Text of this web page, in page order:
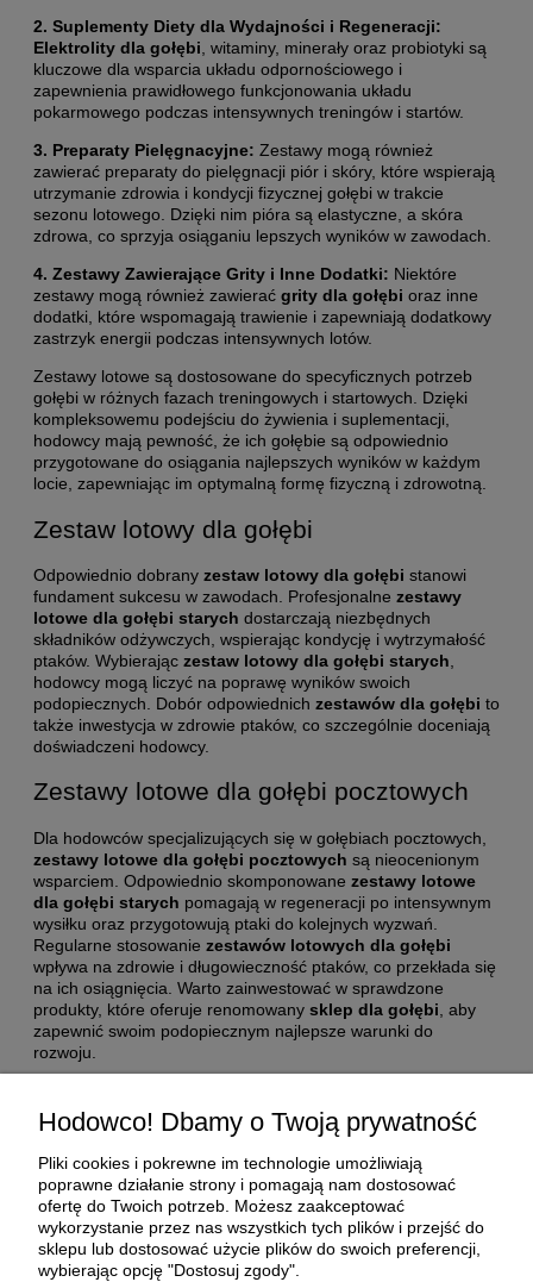
2. Suplementy Diety dla Wydajności i Regeneracji:
Elektrolity dla gołębi , witaminy, minerały oraz probiotyki są
kluczowe dla wsparcia układu odpornościowego i
zapewnienia prawidłowego funkcjonowania układu
pokarmowego podczas intensywnych treningów i startów.
3. Preparaty Pielęgnacyjne: Zestawy mogą również
zawierać preparaty do pielęgnacji piór i skóry, które wspierają
utrzymanie zdrowia i kondycji fizycznej gołębi w trakcie
sezonu lotowego. Dzięki nim pióra są elastyczne, a skóra
zdrowa, co sprzyja osiąganiu lepszych wyników w zawodach.
4. Zestawy Zawierające Grity i Inne Dodatki: Niektóre
zestawy mogą również zawierać grity dla gołębi oraz inne
dodatki, które wspomagają trawienie i zapewniają dodatkowy
zastrzyk energii podczas intensywnych lotów.
Zestawy lotowe są dostosowane do specyficznych potrzeb
gołębi w różnych fazach treningowych i startowych. Dzięki
kompleksowemu podejściu do żywienia i suplementacji,
hodowcy mają pewność, że ich gołębie są odpowiednio
przygotowane do osiągania najlepszych wyników w każdym
locie, zapewniając im optymalną formę fizyczną i zdrowotną.
Zestaw lotowy dla gołębi
Odpowiednio dobrany zestaw lotowy dla gołębi stanowi
fundament sukcesu w zawodach. Profesjonalne zestawy
lotowe dla gołębi starych dostarczają niezbędnych
składników odżywczych, wspierając kondycję i wytrzymałość
ptaków. Wybierając zestaw lotowy dla gołębi starych
hodowcy mogą liczyć na poprawę wyników swoich
podopiecznych. Dobór odpowiednich zestawów dla gołębi to
także inwestycja w zdrowie ptaków, co szczególnie doceniają
doświadczeni hodowcy.
Zestawy lotowe dla gołębi pocztowych
Dla hodowców specjalizujących się w gołębiach pocztowych,
zestawy lotowe dla gołębi pocztowych są nieocenionym
wsparciem. Odpowiednio skomponowane zestawy lotowe
dla gołębi starych pomagają w regeneracji po intensywnym
wysiłku oraz przygotowują ptaki do kolejnych wyzwań.
Regularne stosowanie zestawów lotowych dla gołębi
wpływa na zdrowie i długowieczność ptaków, co przekłada się
na ich osiągnięcia. Warto zainwestować w sprawdzone
produkty, które oferuje renomowany sklep dla gołębi , aby
zapewnić swoim podopiecznym najlepsze warunki do
rozwoju.
Moje konto
Płatności i dostawa
Hodowco! Dbamy o Twoją prywatność
Pliki cookies i pokrewne im technologie umożliwiają
poprawne działanie strony i pomagają nam dostosować
ofertę do Twoich potrzeb. Możesz zaakceptować
wykorzystanie przez nas wszystkich tych plików i przejść do
sklepu lub dostosować użycie plików do swoich preferencji,
wybierając opcję "Dostosuj zgody".